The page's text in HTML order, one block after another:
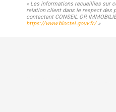
« Les informations recueillies sur
relation client dans le respect des
contactant CONSEIL OR
https://www.bloctel.gouv.fr/»